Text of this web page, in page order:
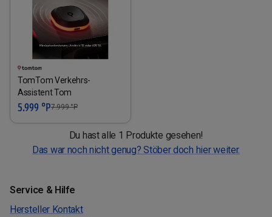
TomTom Verkehrs-
Assistent Tom
5.999 °P7.999°P
Du hast alle 1 Produkte gesehen!
Das war noch nicht genug? Stöber doch hier weiter.
Service & Hilfe
Hersteller Kontakt